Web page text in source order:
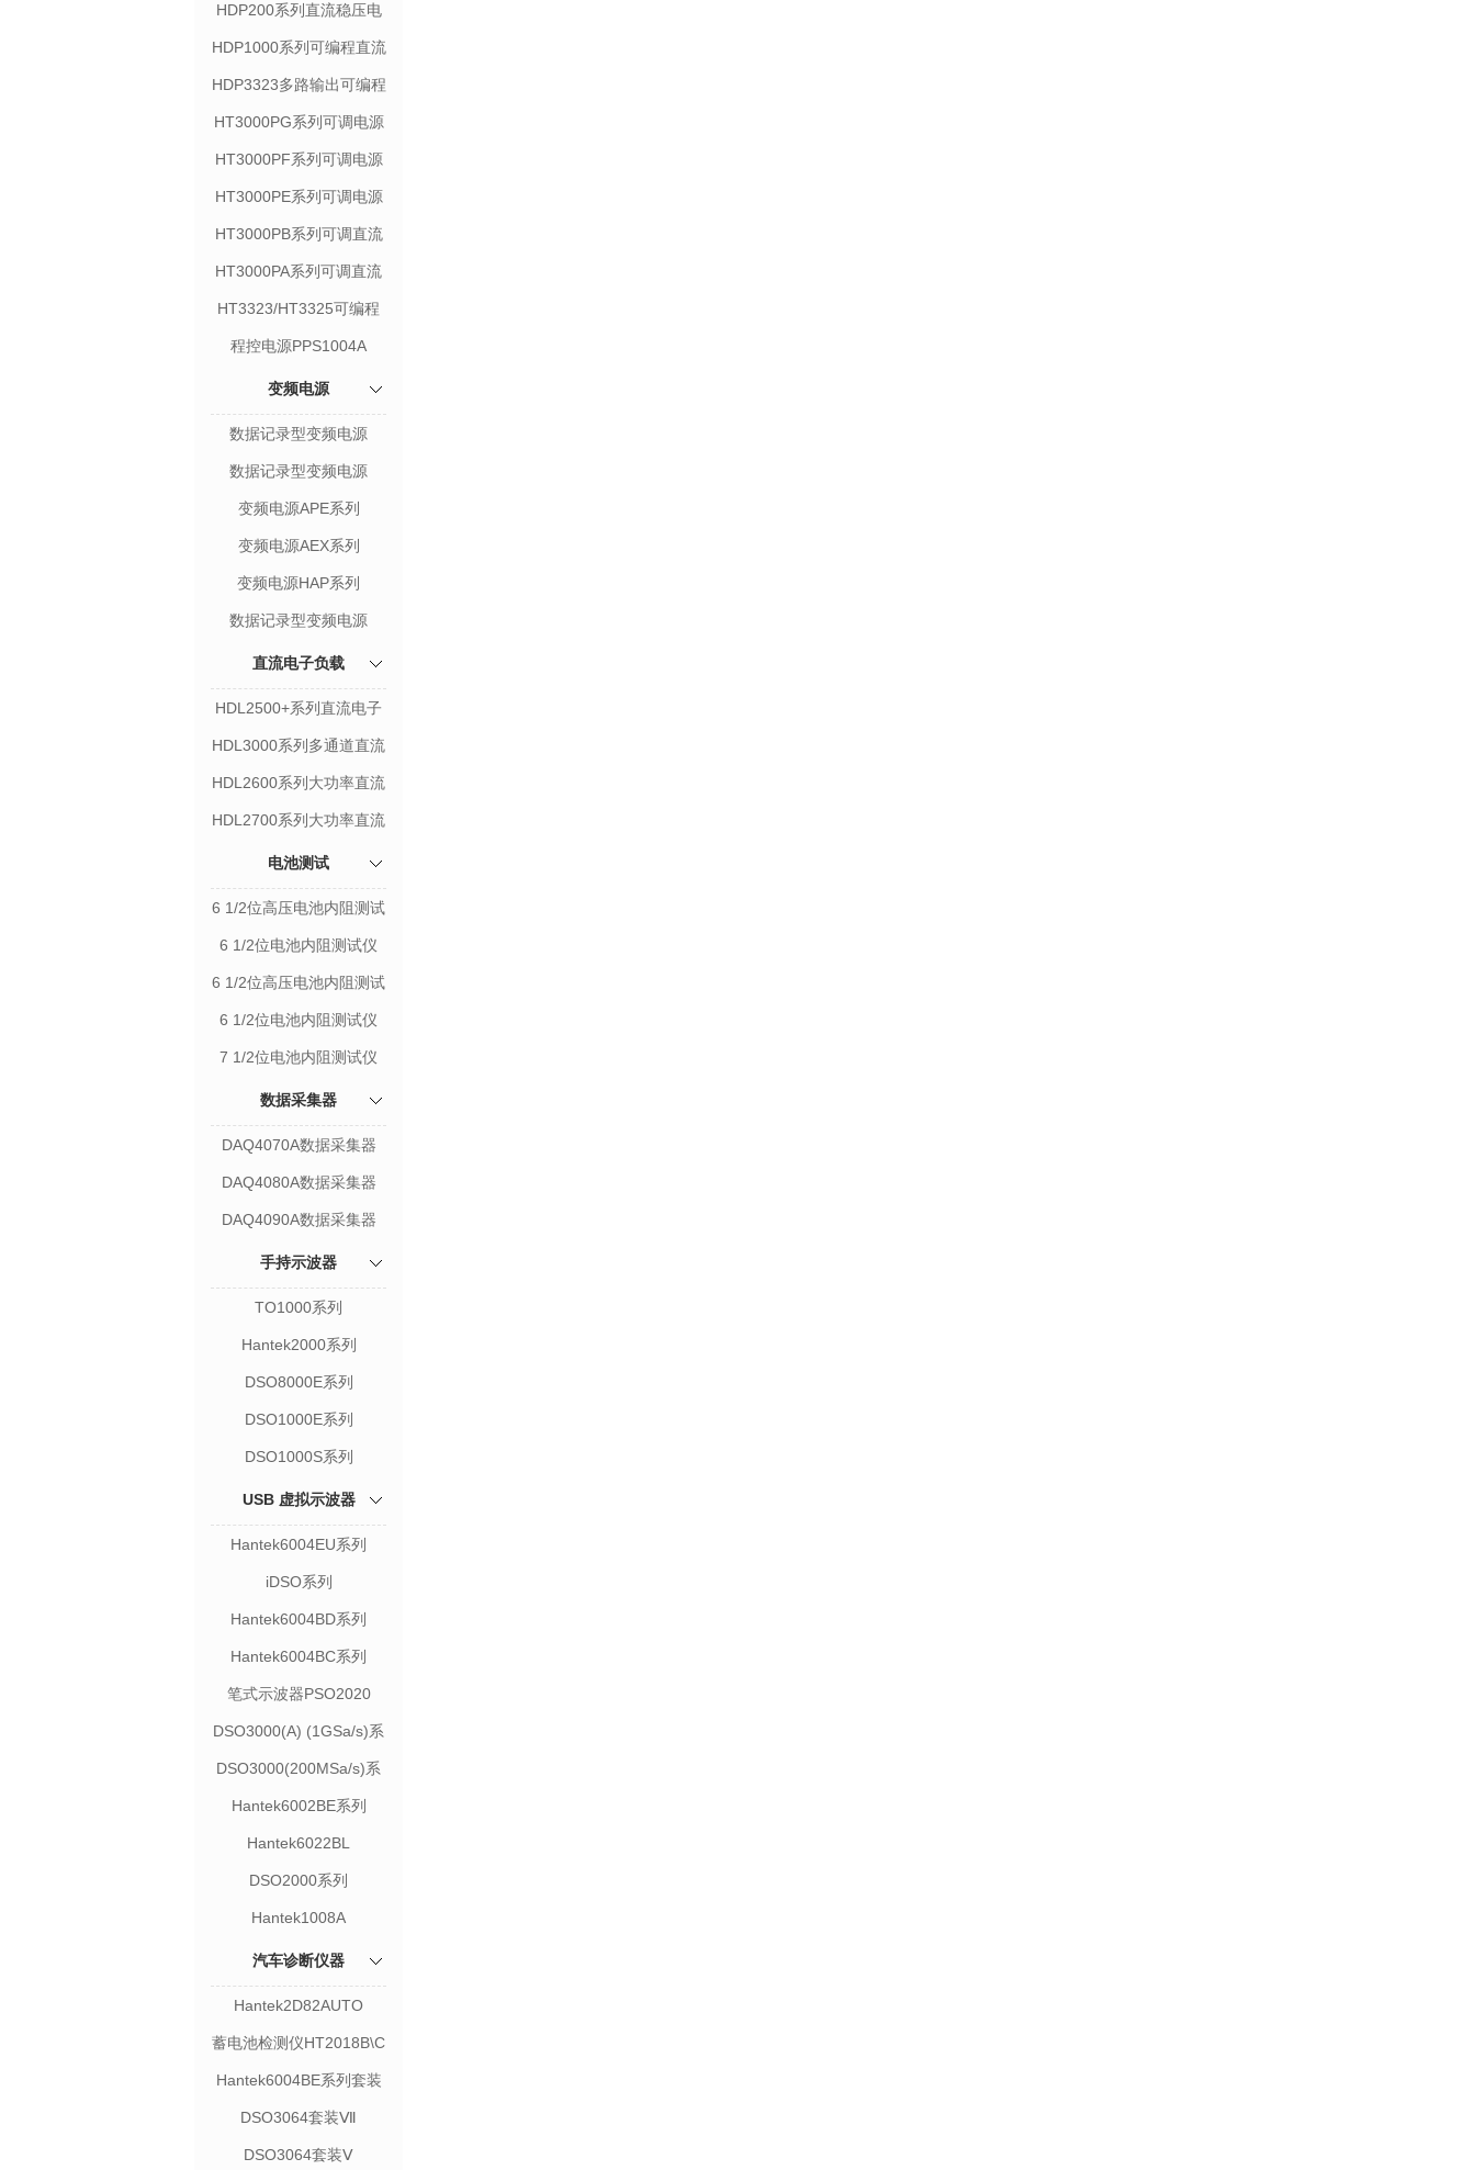
HDP200系列直流稳压电
源
HDP1000系列可编程直流
电源
HDP3323多路输出可编程
线性直流电源
HT3000PG系列可调电源
HT3000PF系列可调电源
HT3000PE系列可调电源
HT3000PB系列可调直流
电源
HT3000PA系列可调直流
HT3323/HT3325可编程
直流电源
程控电源PPS1004A
变频电源
数据记录型变频电源
HAP33000系列
数据记录型变频电源
HAP31000系列
变频电源APE系列
变频电源AEX系列
变频电源HAP系列
数据记录型变频电源
直流电子负载
HDL2500+系列直流电子
负载
HDL3000系列多通道直流
电子负载
HDL2600系列大功率直流
电子负载
HDL2700系列大功率直流
电池测试
6 1/2位高压电池内阻测试
仪HBT4000系列
6 1/2位电池内阻测试仪
HBT4000系列
6 1/2位高压电池内阻测试
仪HBT3000系列
6 1/2位电池内阻测试仪
HBT3000系列
7 1/2位电池内阻测试仪
数据采集器
DAQ4070A数据采集器
DAQ4080A数据采集器
DAQ4090A数据采集器
手持示波器
TO1000系列
Hantek2000系列
DSO8000E系列
DSO1000E系列
DSO1000S系列
USB 虚拟示波器
Hantek6004EU系列
iDSO系列
Hantek6004BD系列
Hantek6004BC系列
笔式示波器PSO2020
DSO3000(A) (1GSa/s)系
DSO3000(200MSa/s)系
Hantek6002BE系列
Hantek6022BL
DSO2000系列
Hantek1008A
汽车诊断仪器
Hantek2D82AUTO
蓄电池检测仪HT2018B\C
Hantek6004BE系列套装
DSO3064套装Ⅶ
DSO3064套装Ⅴ